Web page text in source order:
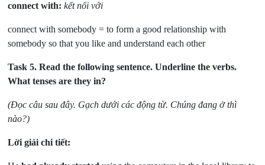
connect with: kết nối với
connect with somebody = to form a good relationship with
somebody so that you like and understand each other
Task 5. Read the following sentence. Underline the verbs.
What tenses are they in?
(Đọc câu sau đây. Gạch dưới các động từ. Chúng đang ở thì
nào?)
Lời giải chi tiết: